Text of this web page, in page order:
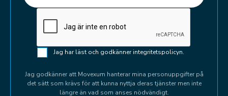
Samtycke(Required)
Jag har läst och godkänner integritetspolicyn.
Jag godkänner att Movexum hanterar mina personuppgifter på
det sätt som krävs för att kunna nyttja deras tjänster men inte
längre än vad som anses nödvändigt.